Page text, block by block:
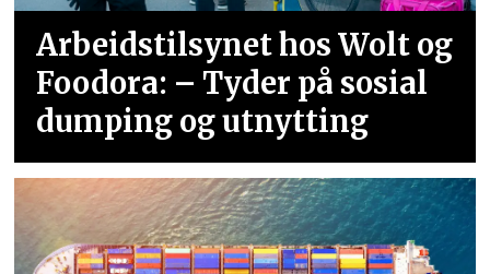
Arbeidstilsynet hos Wolt og
Foodora: – Tyder på sosial
dumping og utnytting